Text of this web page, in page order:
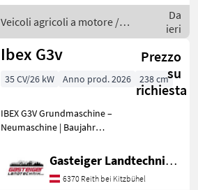
Aufpreis erhältlich,
Privatverkauf 2 cilindri,
Veicoli agricoli a motore /
Aebi
Da
ieri
Ibex G3v
Prezzo
su
richiesta
35 CV/26 kW Anno prod. 2026 238 cm
IBEX G3V Grundmaschine –
Neumaschine | Baujahr
Zum Verkauf steht eine
IBEX G3V Grundmaschine
inklusive 4er-Satz LS Grip
Gasteiger Landtechnik GmbH
6370 Reith bei Kitzbühel